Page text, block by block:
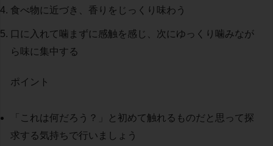
食べ物に近づき、香りをじっくり味わう
口に入れて噛まずに感触を感じ、次にゆっくり噛みなが
ら味に集中する
ポイント
「これは何だろう？」と初めて触れるものだと思って探
求する気持ちで行いましょう